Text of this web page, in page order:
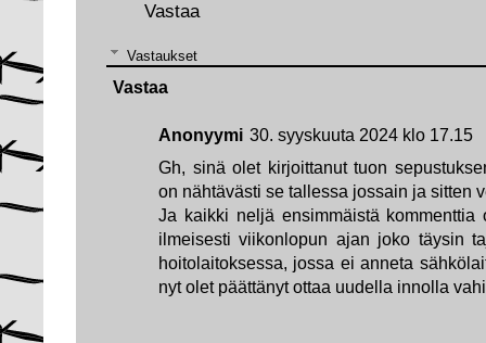
Vastaa
Vastaukset
Anonyymi 30. syyskuuta 2024 klo 17.15
Gh, sinä olet kirjoittanut tuon
on nähtävästi se tallessa jossain ja sitten
Ja kaikki neljä ensimmäistä kommenttia
ilmeisesti viikonlopun ajan joko täysin
hoitolaitoksessa, jossa ei anneta
nyt olet päättänyt ottaa uudella innolla
Vastaa